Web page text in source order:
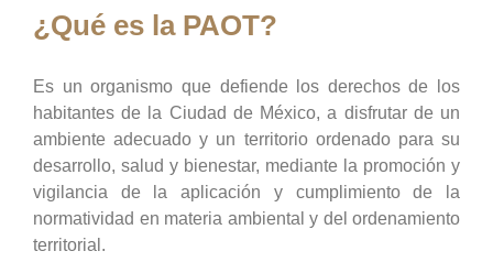
¿Qué es la PAOT?
Es un organismo que defiende los derechos de los
habitantes de la Ciudad de México, a disfrutar de un
ambiente adecuado y un territorio ordenado para su
desarrollo, salud y bienestar, mediante la promoción y
vigilancia de la aplicación y cumplimiento de la
normatividad en materia ambiental y del ordenamiento
territorial.